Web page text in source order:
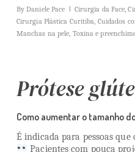
By Daniele Pace Cirurgia da Face ,
Cirurgia Plástica Curitiba Cuidados
Manchas na pele Toxina e
Prótese
Como aumentar o tamanho
É indicada para pessoas
Pacientes com pouca